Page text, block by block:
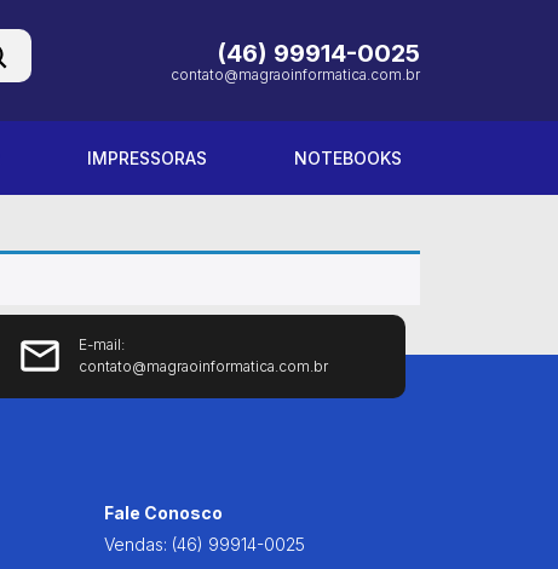
(46) 99914-0025
contato@magraoinformatica.com.br
IMPRESSORAS NOTEBOOKS
E-mail:
contato@magraoinformatica.com.br
Fale Conosco
Vendas: (46) 99914-0025